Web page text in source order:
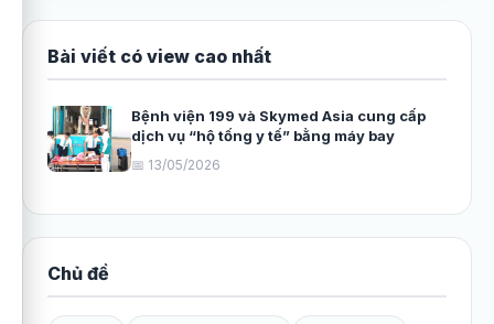
Bài viết có view cao nhất
Bệnh viện 199 và Skymed Asia cung cấp
dịch vụ “hộ tống y tế” bằng máy bay
📅 13/05/2026
Chủ đề